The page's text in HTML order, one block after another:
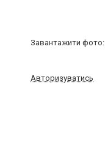
Завантажити фото:
Авторизуватись